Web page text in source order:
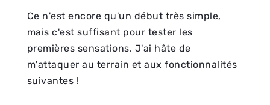
Ce n'est encore qu'un début très simple,
mais c'est suffisant pour tester les
premières sensations. J'ai hâte de
m'attaquer au terrain et aux fonctionnalités
suivantes !